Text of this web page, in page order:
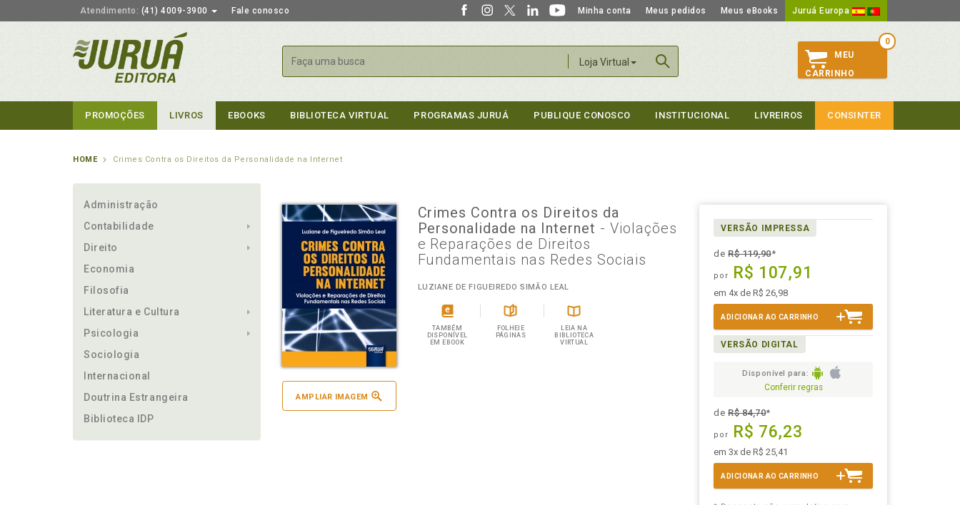
Atendimento: (41) 4009-3900 Fale conosco Minha conta Meus pedidos Meus eBooks Juruá Europa
Loja Virtual
Buscar
0
MEU
CARRINHO
PROMOÇÕES LIVROS EBOOKS BIBLIOTECA VIRTUAL PROGRAMAS JURUÁ PUBLIQUE CONOSCO INSTITUCIONAL LIVREIROS CONSINTER
HOME Crimes Contra os Direitos da Personalidade na Internet
Administração
Contabilidade
Direito
Economia
Filosofia
Literatura e Cultura
Psicologia
Sociologia
Internacional
Doutrina Estrangeira
Biblioteca IDP
AMPLIAR IMAGEM
Crimes Contra os Direitos da
Personalidade na Internet - Violações
e Reparações de Direitos
Fundamentais nas Redes Sociais
LUZIANE DE FIGUEIREDO SIMÃO LEAL
TAMBÉM
DISPONÍVEL
EM EBOOK
FOLHEIE
PÁGINAS
LEIA NA
BIBLIOTECA
VIRTUAL
VERSÃO IMPRESSA
deR$ 119,90*
por R$ 107,91
em 4x de R$ 26,98
ADICIONAR AO CARRINHO
VERSÃO DIGITAL
Disponível para:
Conferir regras
deR$ 84,70*
por R$ 76,23
em 3x de R$ 25,41
ADICIONAR AO CARRINHO